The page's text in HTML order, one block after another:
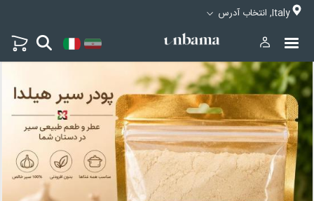
Italy, انتخاب آدرس